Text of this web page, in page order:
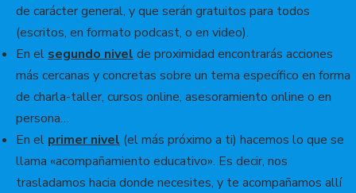
de carácter general, y que serán gratuitos para todos
(escritos, en formato podcast, o en video).
En el segundo nivel de proximidad encontrarás acciones
más cercanas y concretas sobre un tema específico en forma
de charla-taller, cursos online, asesoramiento online o en
persona…
En el primer nivel (el más próximo a ti) hacemos lo que se
llama «acompañamiento educativo». Es decir, nos
trasladamos hacia donde necesites, y te acompañamos allí